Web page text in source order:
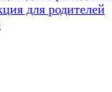
для родителей